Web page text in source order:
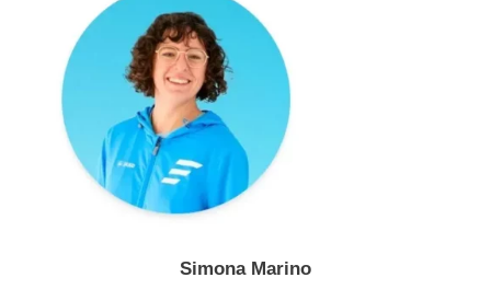
Simona Marino